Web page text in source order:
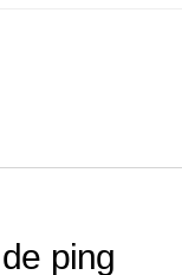
ping